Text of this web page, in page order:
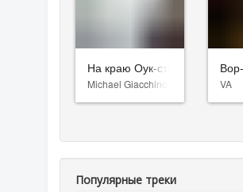
На краю Оук-стрит
Michael Giacchino VA
Популярные треки